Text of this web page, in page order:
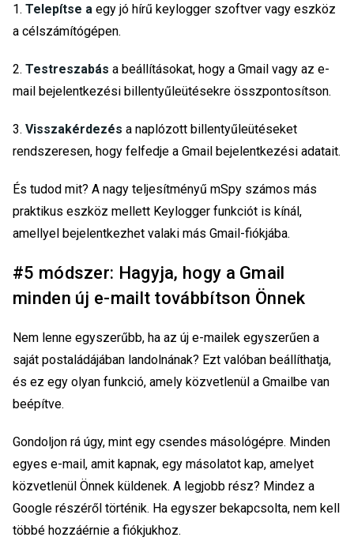
1. Telepítse a egy jó hírű keylogger szoftver vagy eszköz
a célszámítógépen.
2. Testreszabás a beállításokat, hogy a Gmail vagy az e-
mail bejelentkezési billentyűleütésekre összpontosítson.
3. Visszakérdezés a naplózott billentyűleütéseket
rendszeresen, hogy felfedje a Gmail bejelentkezési adatait.
És tudod mit? A nagy teljesítményű mSpy számos más
praktikus eszköz mellett Keylogger funkciót is kínál,
amellyel bejelentkezhet valaki más Gmail-fiókjába.
#5 módszer: Hagyja, hogy a Gmail
minden új e-mailt továbbítson Önnek
Nem lenne egyszerűbb, ha az új e-mailek egyszerűen a
saját postaládájában landolnának? Ezt valóban beállíthatja,
és ez egy olyan funkció, amely közvetlenül a Gmailbe van
beépítve.
Gondoljon rá úgy, mint egy csendes másológépre. Minden
egyes e-mail, amit kapnak, egy másolatot kap, amelyet
közvetlenül Önnek küldenek. A legjobb rész? Mindez a
Google részéről történik. Ha egyszer bekapcsolta, nem kell
többé hozzáérnie a fiókjukhoz.